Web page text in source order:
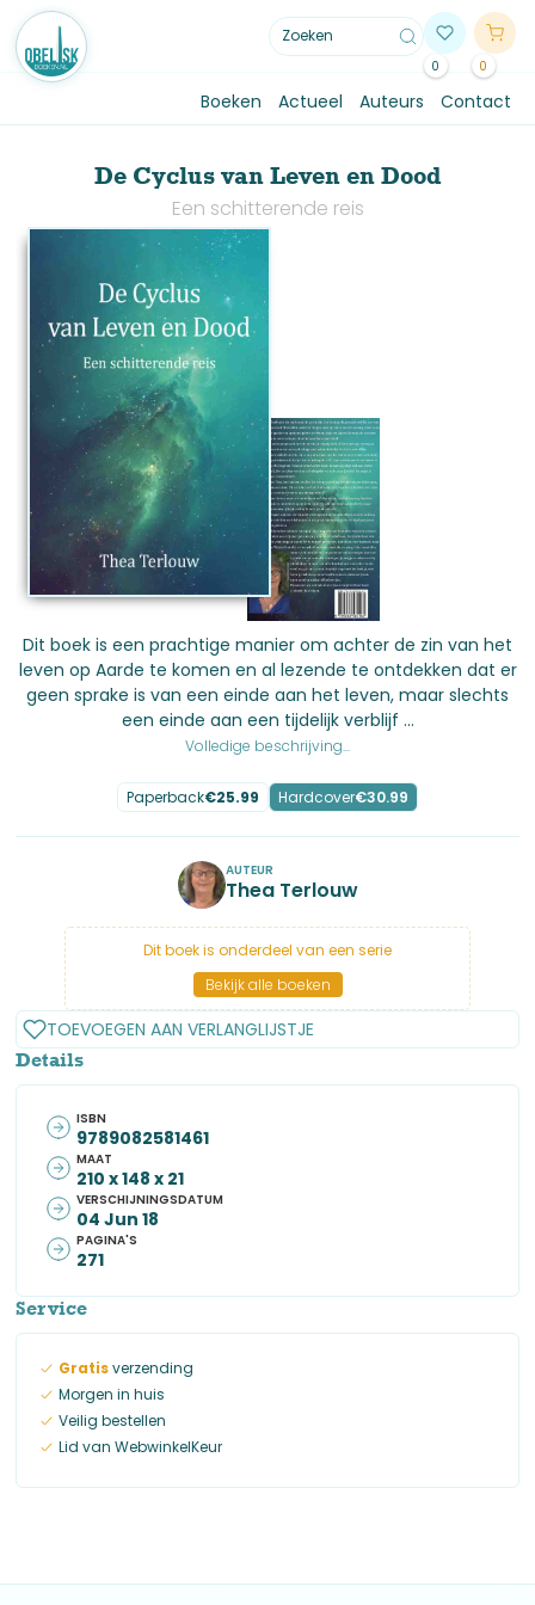
0 0
Boeken Actueel Auteurs Contact
De Cyclus van Leven en Dood
Een schitterende reis
Dit boek is een prachtige manier om achter de zin van het
leven op Aarde te komen en al lezende te ontdekken dat er
geen sprake is van een einde aan het leven, maar slechts
een einde aan een tijdelijk verblijf ...
Volledige beschrijving...
Paperback€25.99 Hardcover€30.99
AUTEUR
Thea Terlouw
Dit boek is onderdeel van een serie
Bekijk alle boeken
TOEVOEGEN AAN VERLANGLIJSTJE
Details
ISBN
9789082581461
MAAT
210 x 148 x 21
VERSCHIJNINGSDATUM
04 Jun 18
PAGINA'S
271
Service
Gratisverzending
Morgen in huis
Veilig bestellen
Lid van WebwinkelKeur